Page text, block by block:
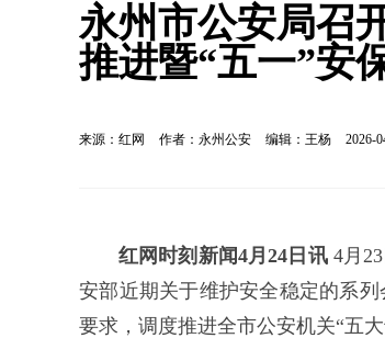
永州市公安局召
推进暨“五一”安
来源：红网 作者：永州公安 编辑：王杨 2026-
红网时刻新闻4月24日讯4月23
安部近期关于维护安全稳定的系
要求，调度推进全市公安机关“五